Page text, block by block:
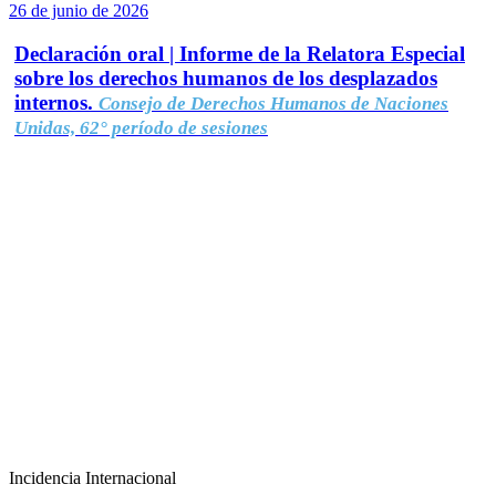
26 de junio de 2026
Declaración oral | Informe de la Relatora Especial
sobre los derechos humanos de los desplazados
internos. Consejo de Derechos Humanos de Naciones
Unidas, 62° período de sesiones
Incidencia Internacional